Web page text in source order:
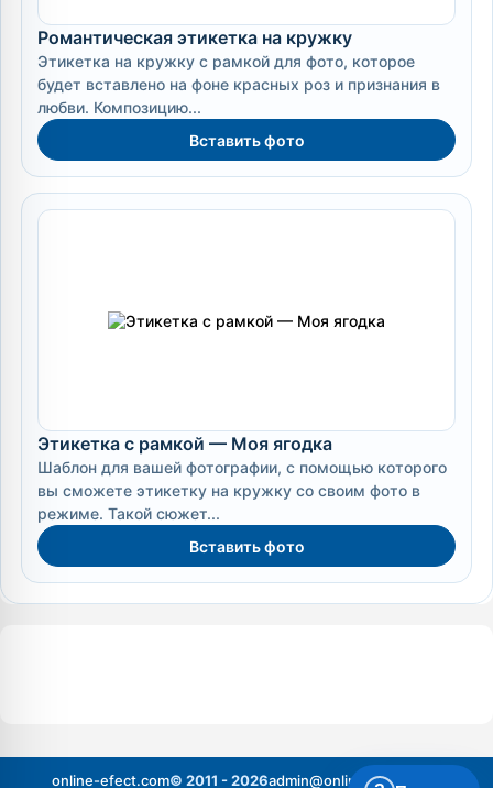
Романтическая этикетка на кружку
Этикетка на кружку с рамкой для фото, которое
будет вставлено на фоне красных роз и признания в
любви. Композицию...
Вставить фото
Этикетка с рамкой — Моя ягодка
Шаблон для вашей фотографии, с помощью которого
вы сможете этикетку на кружку со своим фото в
режиме. Такой сюжет...
Вставить фото
online-efect.com© 2011 - 2026admin@online-efect.com